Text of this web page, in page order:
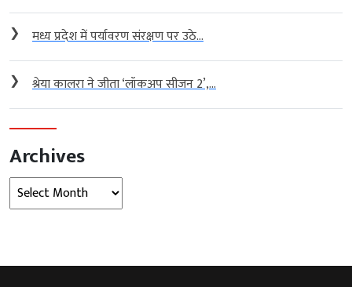
❯ मध्य प्रदेश में पर्यावरण संरक्षण पर उठे...
❯ श्रेया कालरा ने जीता ‘लॉकअप सीजन 2’,...
Archives
Archives